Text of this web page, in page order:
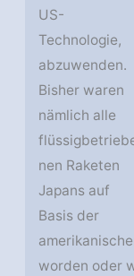
US-
Technologie,
abzuwenden.
Bisher waren
nämlich alle
nen Raketen
Japans auf
Basis der
worden oder